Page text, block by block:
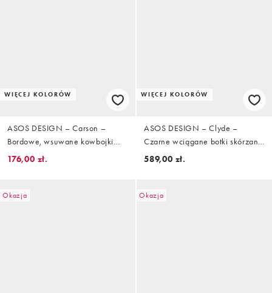
WIĘCEJ KOLORÓW
ASOS DESIGN – Carson –
Bordowe, wsuwane kowbojki
skórzane do kolan, ze wzorem
176,00 zł.
WIĘCEJ KOLORÓW
ASOS DESIGN – Clyde –
Czarne wciągane botki skórzane
do kolan z okrągłymi noskami
589,00 zł.
Okazja Okazja